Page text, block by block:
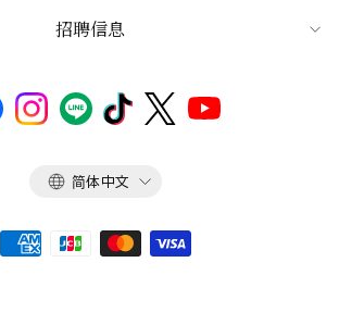
招聘信息
语
简体中文